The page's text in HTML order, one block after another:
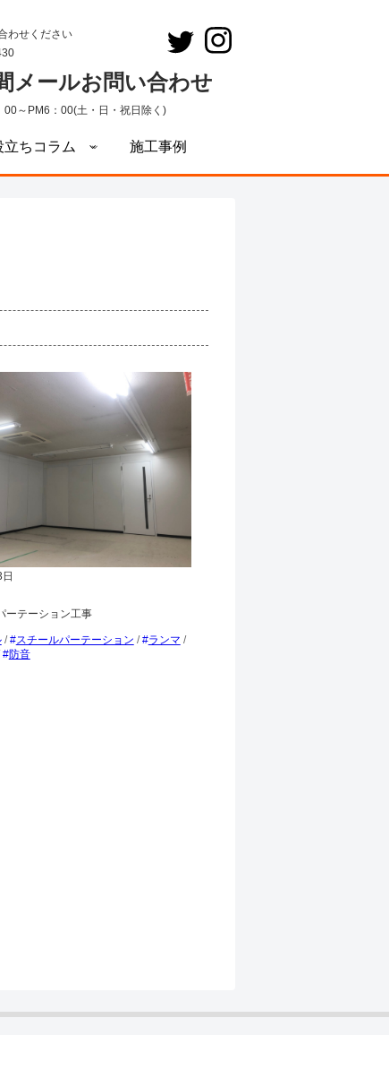
わせください
メールお問い合わせ
00～PM6：00(土・日・祝日除く)
立ちコラム 施工事例
ーテーション工事
/ スチールパーテーション / ランマ /
防音